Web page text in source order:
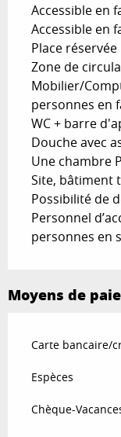
Accessible en
Accessible en
Place réservée
Zone de
Mobilier/
personnes en
WC + barre
Douche avec
Une chambre
Site, bâtiment
Possibilité de
Personnel
personnes en
Moyens de
Carte bancaire/
Espèces
Chèque-